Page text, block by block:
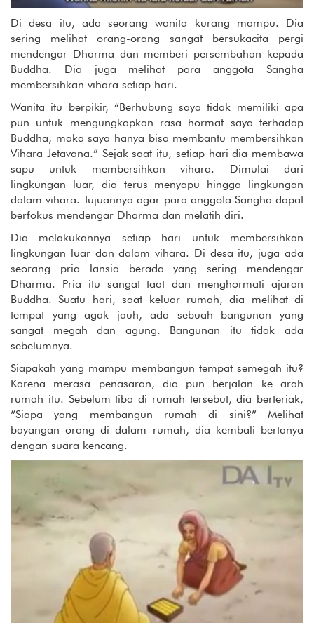
Di desa itu, ada seorang wanita kurang mampu. Dia
sering melihat orang-orang sangat bersukacita pergi
mendengar Dharma dan memberi persembahan kepada
Buddha. Dia juga melihat para anggota Sangha
membersihkan vihara setiap hari.
Wanita itu berpikir, “Berhubung saya tidak memiliki apa
pun untuk mengungkapkan rasa hormat saya terhadap
Buddha, maka saya hanya bisa membantu membersihkan
Vihara Jetavana.” Sejak saat itu, setiap hari dia membawa
sapu untuk membersihkan vihara. Dimulai dari
lingkungan luar, dia terus menyapu hingga lingkungan
dalam vihara. Tujuannya agar para anggota Sangha dapat
berfokus mendengar Dharma dan melatih diri.
Dia melakukannya setiap hari untuk membersihkan
lingkungan luar dan dalam vihara. Di desa itu, juga ada
seorang pria lansia berada yang sering mendengar
Dharma. Pria itu sangat taat dan menghormati ajaran
Buddha. Suatu hari, saat keluar rumah, dia melihat di
tempat yang agak jauh, ada sebuah bangunan yang
sangat megah dan agung. Bangunan itu tidak ada
sebelumnya.
Siapakah yang mampu membangun tempat semegah itu?
Karena merasa penasaran, dia pun berjalan ke arah
rumah itu. Sebelum tiba di rumah tersebut, dia berteriak,
“Siapa yang membangun rumah di sini?” Melihat
bayangan orang di dalam rumah, dia kembali bertanya
dengan suara kencang.